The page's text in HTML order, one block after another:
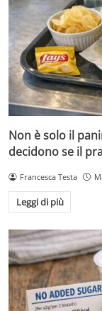
Non è solo il
decidono se il
Francesca Testa
Leggi di più